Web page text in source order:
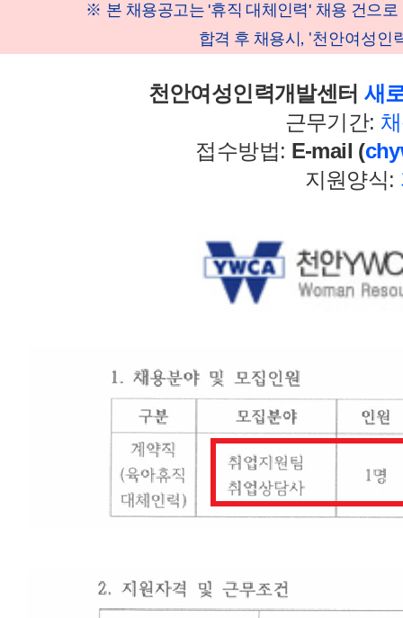
※ 본 채용공고는 '휴직 대체인력' 채용 건으로
합격 후 채용시 , '천안여성인
천안여성인력개발센터 새
근무기간:
접수방법: E-mail (
지원양식: